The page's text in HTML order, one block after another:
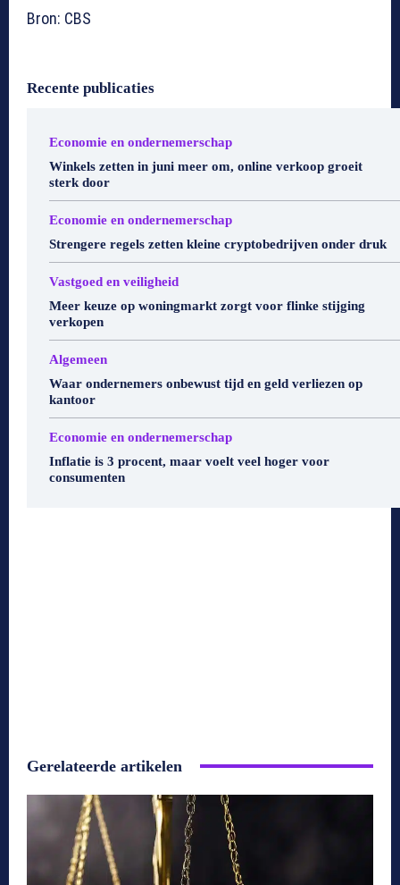
Bron: CBS
Recente publicaties
Economie en ondernemerschap
Winkels zetten in juni meer om, online verkoop groeit
sterk door
Economie en ondernemerschap
Strengere regels zetten kleine cryptobedrijven onder druk
Vastgoed en veiligheid
Meer keuze op woningmarkt zorgt voor flinke stijging
verkopen
Algemeen
Waar ondernemers onbewust tijd en geld verliezen op
kantoor
Economie en ondernemerschap
Inflatie is 3 procent, maar voelt veel hoger voor
consumenten
Gerelateerde artikelen